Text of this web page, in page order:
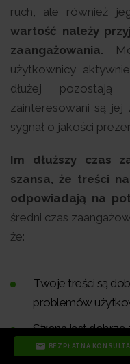
ruch, ale również
wartość należy
zaangażowania.
użytkownicy
dłużej
zainteresowani są
sygnał o jakości
Im dłuższy czas
szansa, że treści
odpowiadają na
średni czas
że:
Twoje treści są
problemów
Strona jest
co sprawia, że
BEZPŁATNA